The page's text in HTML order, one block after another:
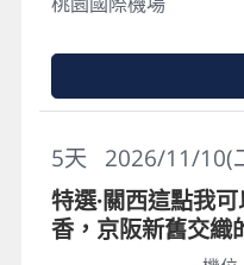
2026/11/10(
5天
特選·關西這點我
香，京阪新舊交織